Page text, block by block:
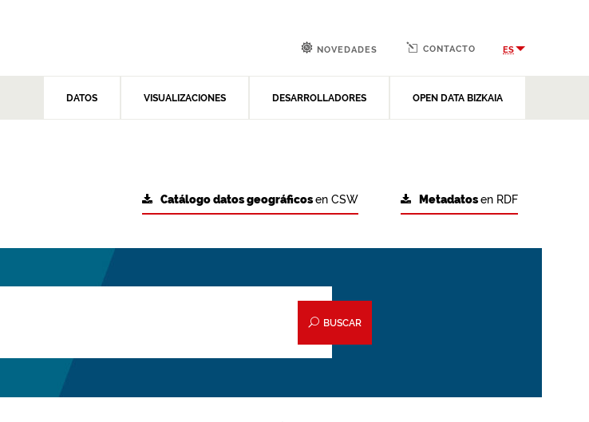
DATOS VISUALIZACIONES DESARROLLADORES OPEN DATA BIZKAIA
NOVEDADES CONTACTO ES
Metadatosen RDF
Catálogo datos geográficosen CSW
BUSCAR